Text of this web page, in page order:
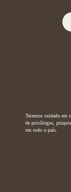
Tecemos cuidado
de psicólogos,
em todo o país.